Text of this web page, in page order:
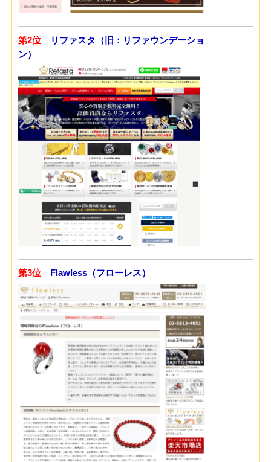
第2位
リファスタ（旧：リファウンデーショ
ン）
第3位 Flawless（フローレス）